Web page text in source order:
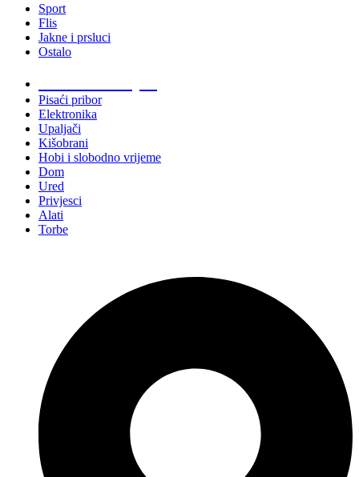
Sport
Flis
Jakne i prsluci
Ostalo
Pisaći pribor
Elektronika
Upaljači
Kišobrani
Hobi i slobodno vrijeme
Dom
Ured
Privjesci
Alati
Torbe